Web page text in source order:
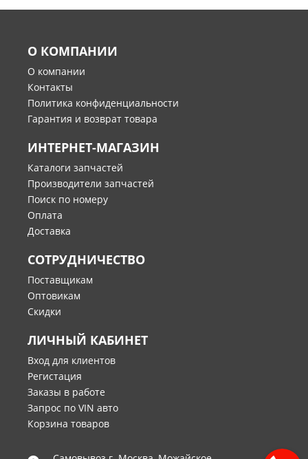
О КОМПАНИИ
О компании
Контакты
Политика конфиденциальности
Гарантия и возврат товара
ИНТЕРНЕТ-МАГАЗИН
Каталоги запчастей
Производители запчастей
Поиск по номеру
Оплата
Доставка
СОТРУДНИЧЕСТВО
Поставщикам
Оптовикам
Скидки
ЛИЧНЫЙ КАБИНЕТ
Вход для клиентов
Регистация
Заказы в работе
Запрос по VIN авто
Корзина товаров